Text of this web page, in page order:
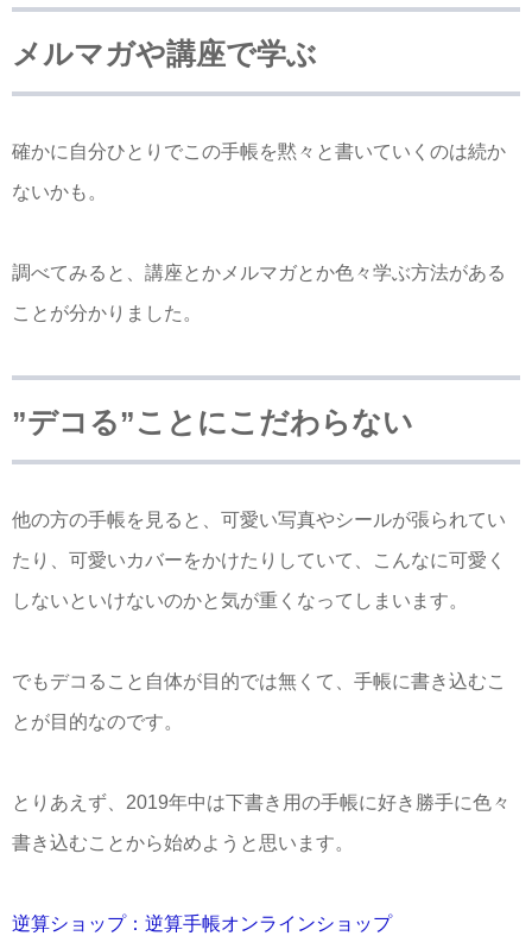
メルマガや講座で学ぶ
確かに自分ひとりでこの手帳を黙々と書いていくのは続か
ないかも。
調べてみると、講座とかメルマガとか色々学ぶ方法がある
ことが分かりました。
”デコる”ことにこだわらない
他の方の手帳を見ると、可愛い写真やシールが張られてい
たり、可愛いカバーをかけたりしていて、こんなに可愛く
しないといけないのかと気が重くなってしまいます。
でもデコること自体が目的では無くて、手帳に書き込むこ
とが目的なのです。
とりあえず、2019年中は下書き用の手帳に好き勝手に色々
書き込むことから始めようと思います。
逆算ショップ：逆算手帳オンラインショップ